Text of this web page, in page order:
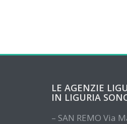
LE AGENZIE
IN LIGURIA
– SAN REMO Via